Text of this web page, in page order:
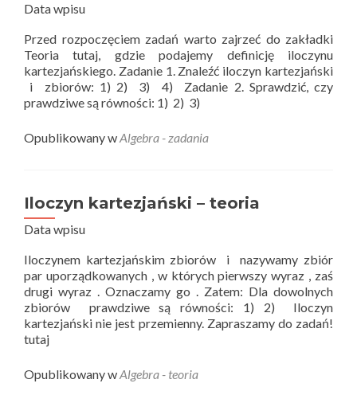
Data wpisu
Przed rozpoczęciem zadań warto zajrzeć do zakładki
Teoria tutaj, gdzie podajemy definicję iloczynu
kartezjańskiego. Zadanie 1. Znaleźć iloczyn kartezjański
i zbiorów: 1) 2) 3) 4) Zadanie 2. Sprawdzić, czy
prawdziwe są równości: 1) 2) 3)
Opublikowany wAlgebra - zadania
Iloczyn kartezjański – teoria
Data wpisu
Iloczynem kartezjańskim zbiorów i nazywamy zbiór
par uporządkowanych , w których pierwszy wyraz , zaś
drugi wyraz . Oznaczamy go . Zatem: Dla dowolnych
zbiorów prawdziwe są równości: 1) 2) Iloczyn
kartezjański nie jest przemienny. Zapraszamy do zadań!
tutaj
Opublikowany wAlgebra - teoria